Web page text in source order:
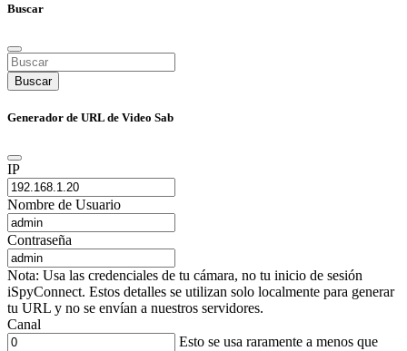
Buscar
Buscar
Generador de URL de Video Sab
IP
Nombre de Usuario
Contraseña
Nota: Usa las credenciales de tu cámara, no tu inicio de sesión
iSpyConnect. Estos detalles se utilizan solo localmente para generar
tu URL y no se envían a nuestros servidores.
Canal
Esto se usa raramente a menos que